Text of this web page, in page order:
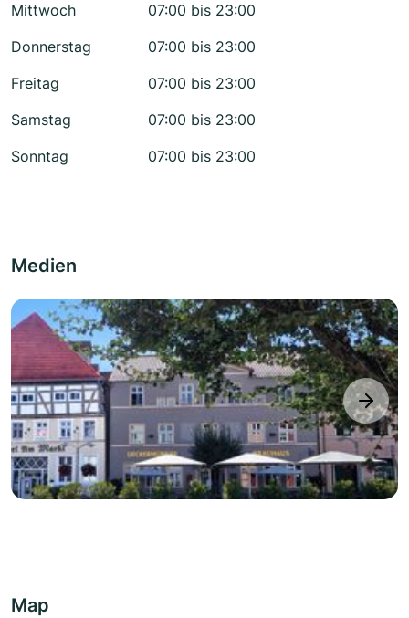
Mittwoch
07:00 bis 23:00
Donnerstag
07:00 bis 23:00
Freitag
07:00 bis 23:00
Samstag
07:00 bis 23:00
Sonntag
07:00 bis 23:00
Medien
next
Map